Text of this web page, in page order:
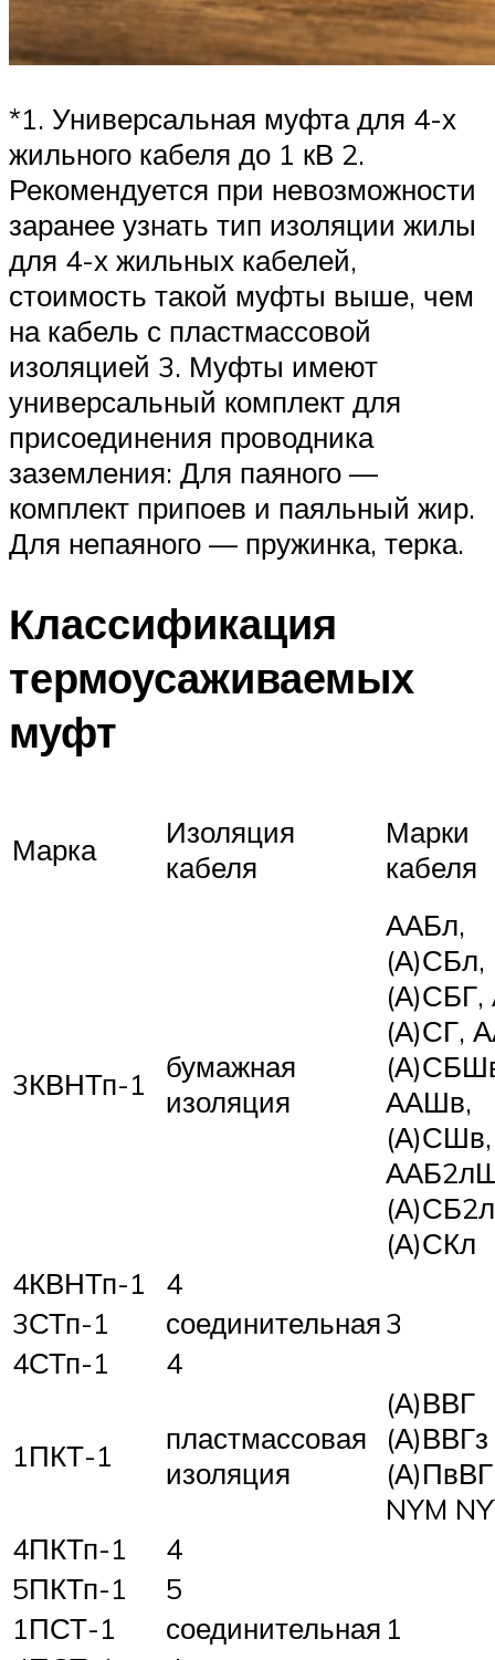
*1. Универсальная муфта для 4-х
жильного кабеля до 1 кВ 2.
Рекомендуется при невозможности
заранее узнать тип изоляции жилы
для 4-х жильных кабелей,
стоимость такой муфты выше, чем
на кабель с пластмассовой
изоляцией 3. Муфты имеют
универсальный комплект для
присоединения проводника
заземления: Для паяного —
комплект припоев и паяльный жир.
Для непаяного — пружинка, терка.
Классификация
термоусаживаемых
муфт
Марка
Изоляция
кабеля
Марки
кабеля
3КВНТп-1
бумажная
изоляция
ААБл,
(А)СБл,
(А)СБГ,
(А)СГ,
ААШв,
(А)СШв,
(А)СКл
4КВНТп-1
4
3СТп-1
соединительная3
4СТп-1
4
1ПКТ-1
пластмассовая
изоляция
(А)ВВГ
(А)ВВГз
(А)ПвВГ
NYM
4ПКТп-1
4
5ПКТп-1
5
1ПСТ-1
соединительная 1